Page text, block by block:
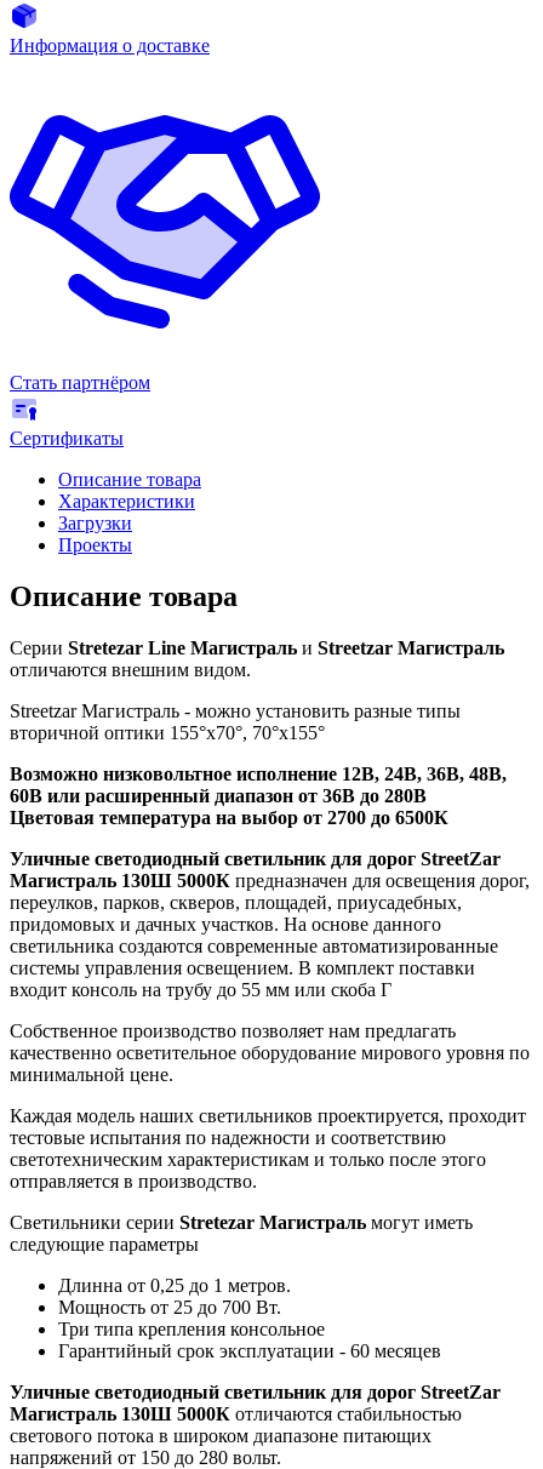
Информация о доставке
Стать партнёром
Сертификаты
Описание товара
Характеристики
Загрузки
Проекты
Описание товара
Серии Stretezar Line Магистраль и Streetzar Магистраль
отличаются внешним видом.
Streetzar Магистраль - можно установить разные типы
вторичной оптики 155°х70°, 70°х155°
Возможно низковольтное исполнение 12В, 24В, 36В, 48В,
60В или расширенный диапазон от 36В до 280В
Цветовая температура на выбор от 2700 до 6500К
Уличные светодиодный светильник для дорог StreetZar
Магистраль 130Ш 5000К предназначен для освещения дорог,
переулков, парков, скверов, площадей, приусадебных,
придомовых и дачных участков. На основе данного
светильника создаются современные автоматизированные
системы управления освещением. В комплект поставки
входит консоль на трубу до 55 мм или скоба Г
Собственное производство позволяет нам предлагать
качественно осветительное оборудование мирового уровня по
минимальной цене.
Каждая модель наших светильников проектируется, проходит
тестовые испытания по надежности и соответствию
светотехническим характеристикам и только после этого
отправляется в производство.
Светильники серии Stretezar Магистраль могут иметь
следующие параметры
Длинна от 0,25 до 1 метров.
Мощность от 25 до 700 Вт.
Три типа крепления консольное
Гарантийный срок эксплуатации - 60 месяцев
Уличные светодиодный светильник для дорог StreetZar
Магистраль 130Ш 5000К отличаются стабильностью
светового потока в широком диапазоне питающих
напряжений от 150 до 280 вольт.